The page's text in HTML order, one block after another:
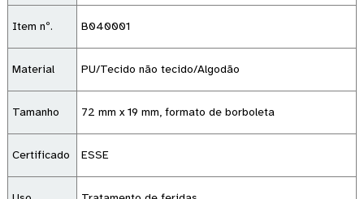
Item nº. B040001
Material PU/Tecido não tecido/Algodão
Tamanho 72 mm x 19 mm, formato de borboleta
Certificado ESSE